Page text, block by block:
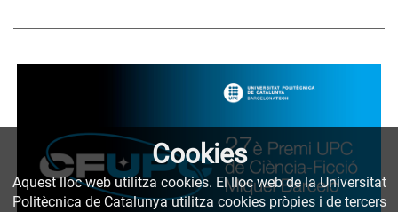
Cookies
Aquest lloc web utilitza cookies. El lloc web de la Universitat
Politècnica de Catalunya utilitza cookies pròpies i de tercers